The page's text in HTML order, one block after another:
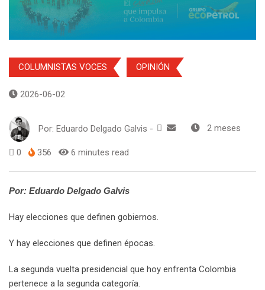
COLUMNISTAS VOCES OPINIÓN
2026-06-02
Por: Eduardo Delgado Galvis - 2 meses
0 356 6 minutes read
Por: Eduardo Delgado Galvis
Hay elecciones que definen gobiernos.
Y hay elecciones que definen épocas.
La segunda vuelta presidencial que hoy enfrenta Colombia
pertenece a la segunda categoría.